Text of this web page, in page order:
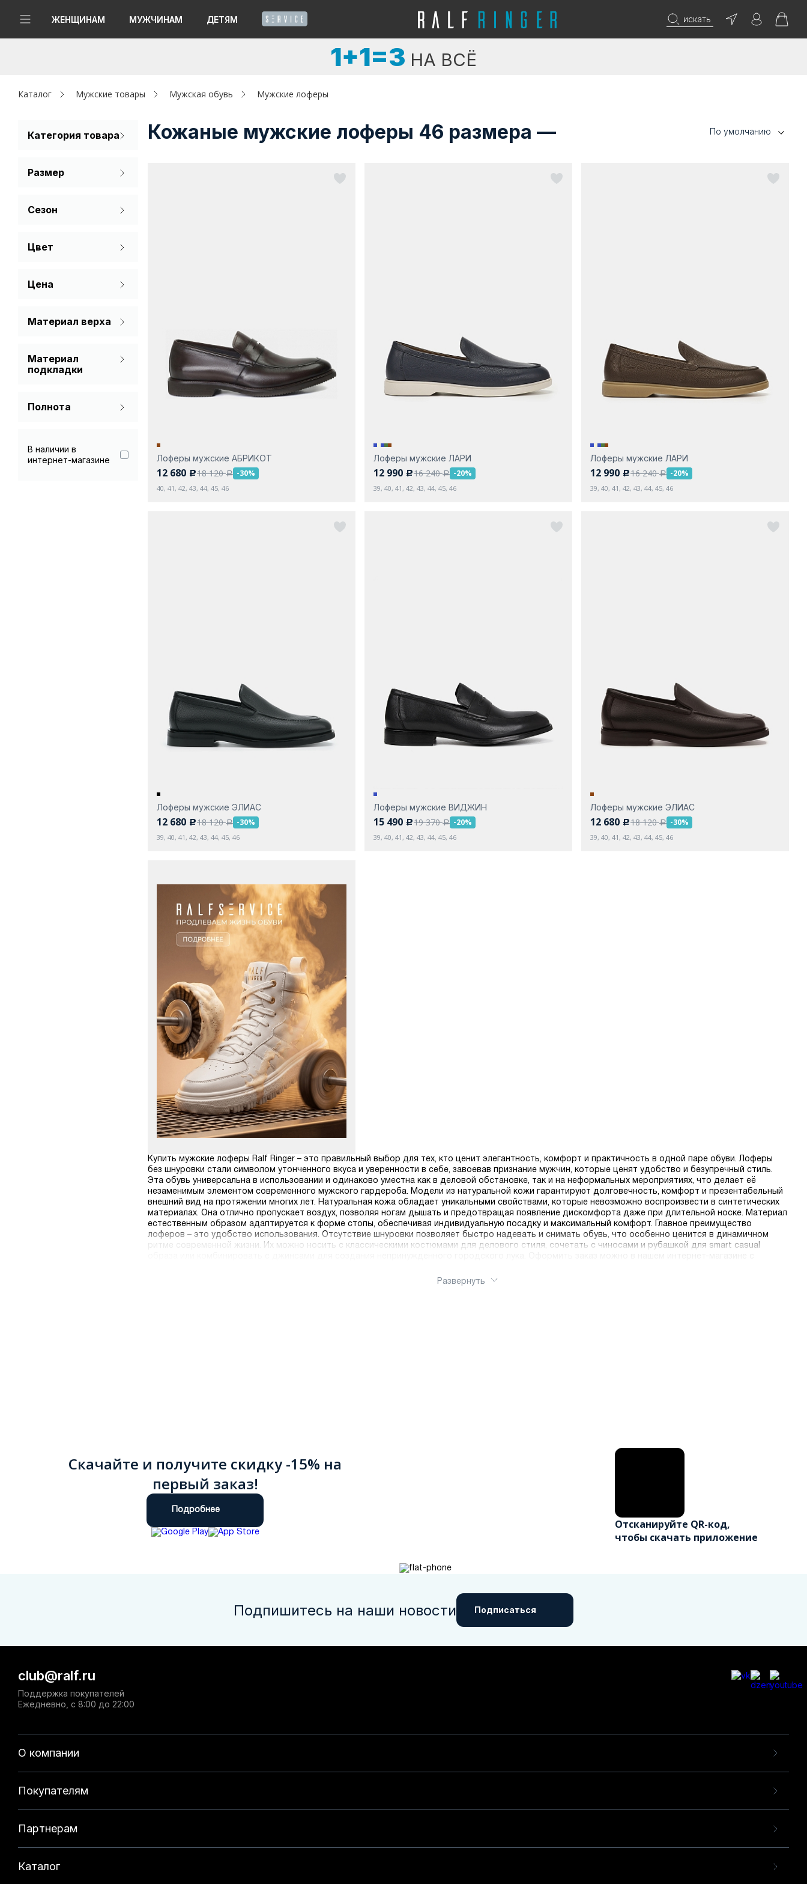
ЖЕНЩИНАМ МУЖЧИНАМ ДЕТЯМ искать
Женщинам
Капсула
Аутлет
1+1=3 НА ВСЁ
Каталог Мужские товары Мужская обувь Мужские лоферы
Категория товара
Размер
45
Сезон
Демисезон
Цвет
Цена
Материал верха
Материал
подкладки
Натуральная кожа
Полнота
В наличии в
интернет-магазине
Кожаные мужские лоферы 46 размера — По умолчанию
Лоферы мужские АБРИКОТ
12 680 c18 120a -30%
40, 41, 42, 43, 44, 45, 46
Лоферы мужские ЛАРИ
12 990 c16 240a -20%
39, 40, 41, 42, 43, 44, 45, 46
Лоферы мужские ЛАРИ
12 990 c16 240a -20%
39, 40, 41, 42, 43, 44, 45, 46
Лоферы мужские ЭЛИАС
12 680 c18 120a -30%
39, 40, 41, 42, 43, 44, 45, 46
Лоферы мужские ВИДЖИН
15 490 c19 370a -20%
39, 40, 41, 42, 43, 44, 45, 46
Лоферы мужские ЭЛИАС
12 680 c18 120a -30%
39, 40, 41, 42, 43, 44, 45, 46
Купить мужские лоферы Ralf Ringer – это правильный выбор для тех, кто ценит элегантность, комфорт и практичность в одной паре обуви. Лоферы
без шнуровки стали символом утонченного вкуса и уверенности в себе, завоевав признание мужчин, которые ценят удобство и безупречный стиль.
Эта обувь универсальна в использовании и одинаково уместна как в деловой обстановке, так и на неформальных мероприятиях, что делает её
незаменимым элементом современного мужского гардероба. Модели из натуральной кожи гарантируют долговечность, комфорт и презентабельный
внешний вид на протяжении многих лет. Натуральная кожа обладает уникальными свойствами, которые невозможно воспроизвести в синтетических
материалах. Она отлично пропускает воздух, позволяя ногам дышать и предотвращая появление дискомфорта даже при длительной носке. Материал
естественным образом адаптируется к форме стопы, обеспечивая индивидуальную посадку и максимальный комфорт. Главное преимущество
лоферов – это удобство использования. Отсутствие шнуровки позволяет быстро надевать и снимать обувь, что особенно ценится в динамичном
ритме современной жизни. Их можно носить с классическими костюмами для делового стиля, сочетать с чиносами и рубашкой для smart casual
Развернуть
Скачайте и получите скидку -15% на
первый заказ!
Подробнее
Отсканируйте QR-код,
чтобы скачать приложение
Подпишитесь на наши новости Подписаться
О компании
Покупателям
Партнерам
Каталог
club@ralf.ru
Поддержка покупателей
Ежедневно, с 8:00 до 22:00